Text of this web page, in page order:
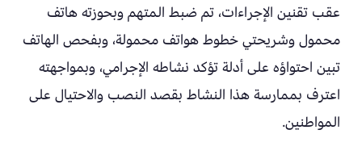
عقب تقنين الإجراءات، تم ضبط المتهم وبحوزته هاتف
محمول وشريحتي خطوط هواتف محمولة، وبفحص الهاتف
تبين احتواؤه على أدلة تؤكد نشاطه الإجرامي، وبمواجهته
اعترف بممارسة هذا النشاط بقصد النصب والاحتيال على
المواطنين.